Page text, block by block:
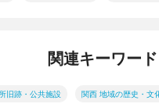
関連キーワード
旧跡・公共施設 関西 地域の歴史・文